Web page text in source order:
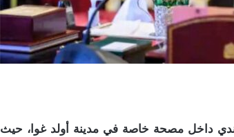
داخل مصحة خاصة في مدينة أولد غوا، حيث